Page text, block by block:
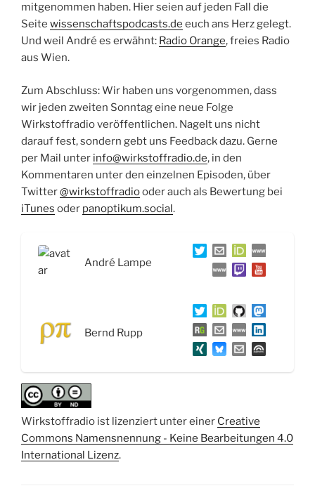
mitgenommen haben. Hier seien auf jeden Fall die
Seite wissenschaftspodcasts.de euch ans Herz gelegt.
Und weil André es erwähnt: Radio Orange, freies Radio
aus Wien.
Zum Abschluss: Wir haben uns vorgenommen, dass
wir jeden zweiten Sonntag eine neue Folge
Wirkstoffradio veröffentlichen. Nagelt uns nicht
darauf fest, sondern gebt uns Feedback dazu. Gerne
per Mail unter info@wirkstoffradio.de, in den
Kommentaren unter den einzelnen Episoden, über
Twitter@wirkstoffradiooder auch als Bewertung bei
iTunes oder panoptikum.social.
André Lampe
Bernd Rupp
Wirkstoffradio ist lizenziert unter einer Creative
Commons Namensnennung - Keine Bearbeitungen 4.0
International Lizenz.